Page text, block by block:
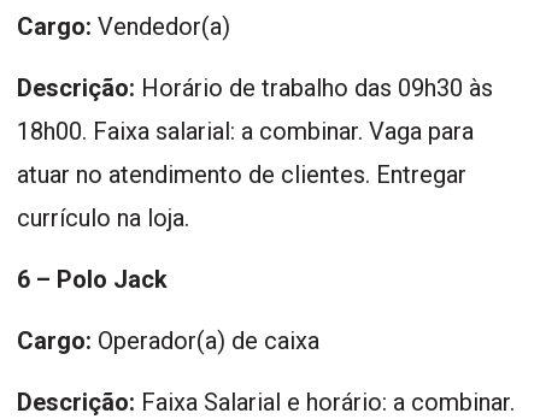
Cargo: Vendedor(a)
Descrição: Horário de trabalho das 09h30 às
18h00. Faixa salarial: a combinar. Vaga para
atuar no atendimento de clientes. Entregar
currículo na loja.
6 – Polo Jack
Cargo: Operador(a) de caixa
Descrição: Faixa Salarial e horário: a combinar.